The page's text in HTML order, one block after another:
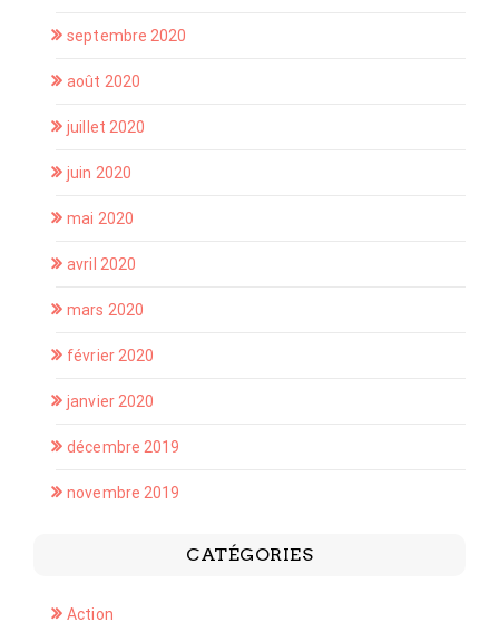
septembre 2020
août 2020
juillet 2020
juin 2020
mai 2020
avril 2020
mars 2020
février 2020
janvier 2020
décembre 2019
novembre 2019
CATÉGORIES
Action